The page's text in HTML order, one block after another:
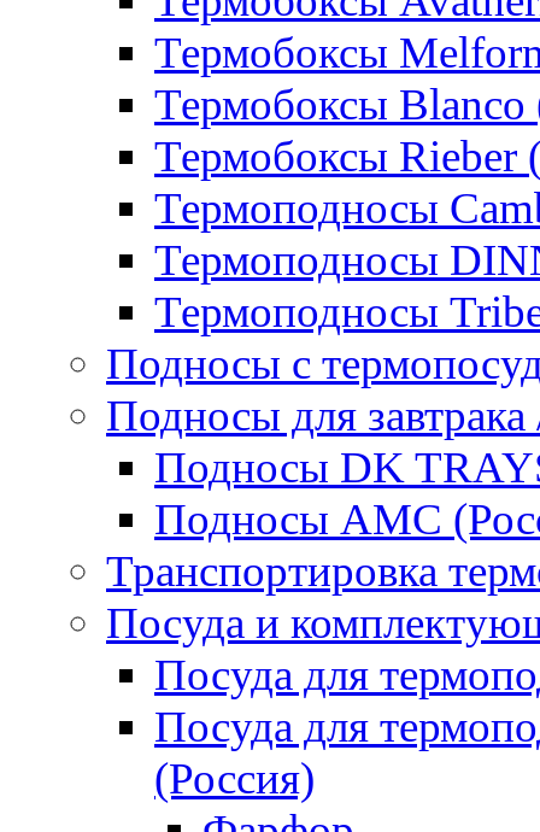
Термобоксы
Термобоксы Blanco
Термобоксы Rieber
Термоподносы
Термоподносы
Термоподносы
Подносы с
Подносы для завтрака
Подносы DK
Подносы AMC
Транспортировка
Посуда и
Посуда для
Посуда для
(Россия)